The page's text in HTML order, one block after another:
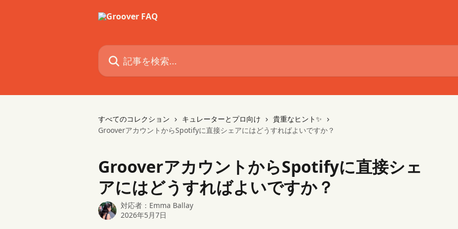
記事を検索...
すべてのコレクション キュレーターとプロ向け
貴重なヒント✨
GrooverアカウントからSpotifyに直接シェアにはどうすればよいですか？
GrooverアカウントからSpotifyに直接シェ
アにはどうすればよいですか？
対応者： Emma Ballay
2026年5月7日